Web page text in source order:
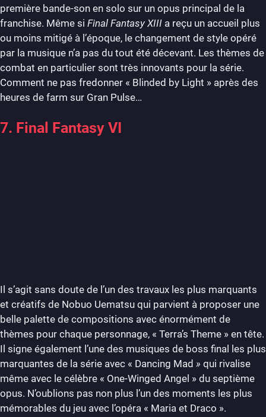
première bande-son en solo sur un opus principal de la
franchise. Même si Final Fantasy XIII a reçu un accueil plus
ou moins mitigé à l’époque, le changement de style opéré
par la musique n’a pas du tout été décevant. Les thèmes de
combat en particulier sont très innovants pour la série.
Comment ne pas fredonner « Blinded by Light » après des
heures de farm sur Gran Pulse…
7. Final Fantasy VI
Il s’agit sans doute de l’un des travaux les plus marquants
et créatifs de Nobuo Uematsu qui parvient à proposer une
belle palette de compositions avec énormément de
thèmes pour chaque personnage, « Terra’s Theme » en tête.
Il signe également l’une des musiques de boss final les plus
marquantes de la série avec « Dancing Mad » qui rivalise
même avec le célèbre « One-Winged Angel » du septième
opus. N’oublions pas non plus l’un des moments les plus
mémorables du jeu avec l’opéra « Maria et Draco ».